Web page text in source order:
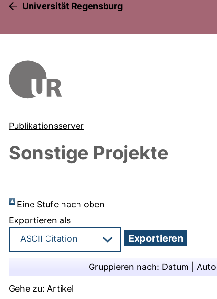
Universität Regensburg
Publikationsserver
Sonstige Projekte
Eine Stufe nach oben
Exportieren als
Gruppieren nach: Datum
Gehe zu: Artikel